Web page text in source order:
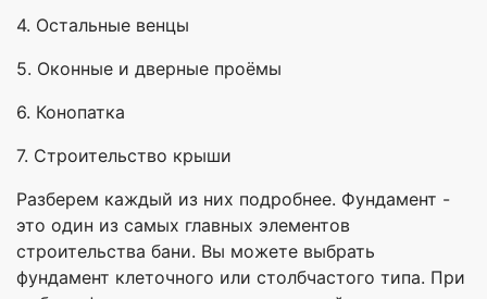
4. Остальные венцы
5. Оконные и дверные проёмы
6. Конопатка
7. Строительство крыши
Разберем каждый из них подробнее. Фундамент -
это один из самых главных элементов
строительства бани. Вы можете выбрать
фундамент клеточного или столбчастого типа. При